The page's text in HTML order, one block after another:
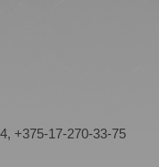
+375-17-270-33-75